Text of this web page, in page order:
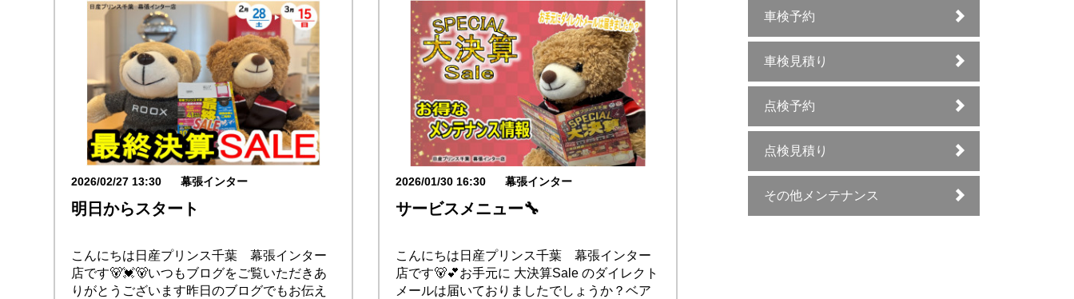
2026/02/27 13:30 幕張インター
明日からスタート
こんにちは日産プリンス千葉 幕張インター
店です🐻💓🐻いつもブログをご覧いただきあ
りがとうございます昨日のブログでもお伝え
2026/01/30 16:30 幕張インター
サービスメニュー🔧
こんにちは日産プリンス千葉 幕張インター
店です🐻💕お手元に 大決算Sale のダイレクト
メールは届いておりましたでしょうか？ベア
車検予約
車検見積り
点検予約
点検見積り
その他メンテナンス